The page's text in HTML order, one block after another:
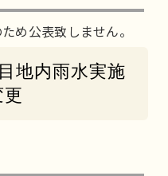
め公表致しません。
地内雨水実施